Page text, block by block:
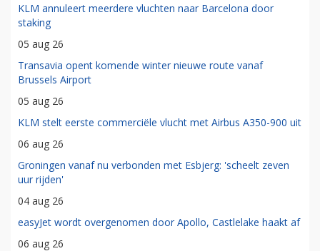
KLM annuleert meerdere vluchten naar Barcelona door
staking
05 aug 26
Transavia opent komende winter nieuwe route vanaf
Brussels Airport
05 aug 26
KLM stelt eerste commerciële vlucht met Airbus A350-900 uit
06 aug 26
Groningen vanaf nu verbonden met Esbjerg: 'scheelt zeven
uur rijden'
04 aug 26
easyJet wordt overgenomen door Apollo, Castlelake haakt af
06 aug 26